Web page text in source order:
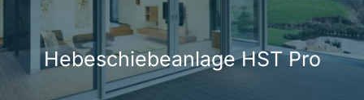
Hebeschiebeanlage HST Pro